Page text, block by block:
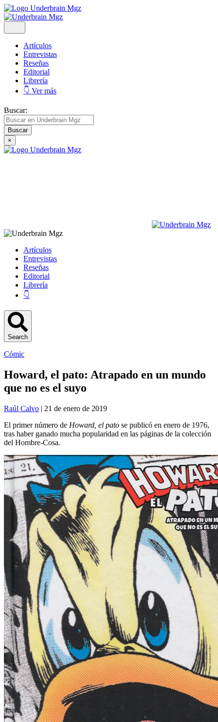
Artículos
Entrevistas
Reseñas
Editorial
Librería
👇 Ver más
Buscar:
×
Artículos
Entrevistas
Reseñas
Editorial
Librería
👇
Search
Cómic
Howard, el pato: Atrapado en un mundo
que no es el suyo
Raúl Calvo | 21 de enero de 2019
El primer número de Howard, el pato se publicó en enero de 1976,
tras haber ganado mucha popularidad en las páginas de la colección
del Hombre-Cosa.